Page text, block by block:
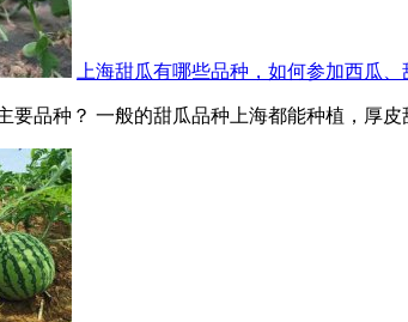
上海甜瓜有哪些品种，如何参加西瓜、
要品种？ 一般的甜瓜品种上海都能种植，厚皮